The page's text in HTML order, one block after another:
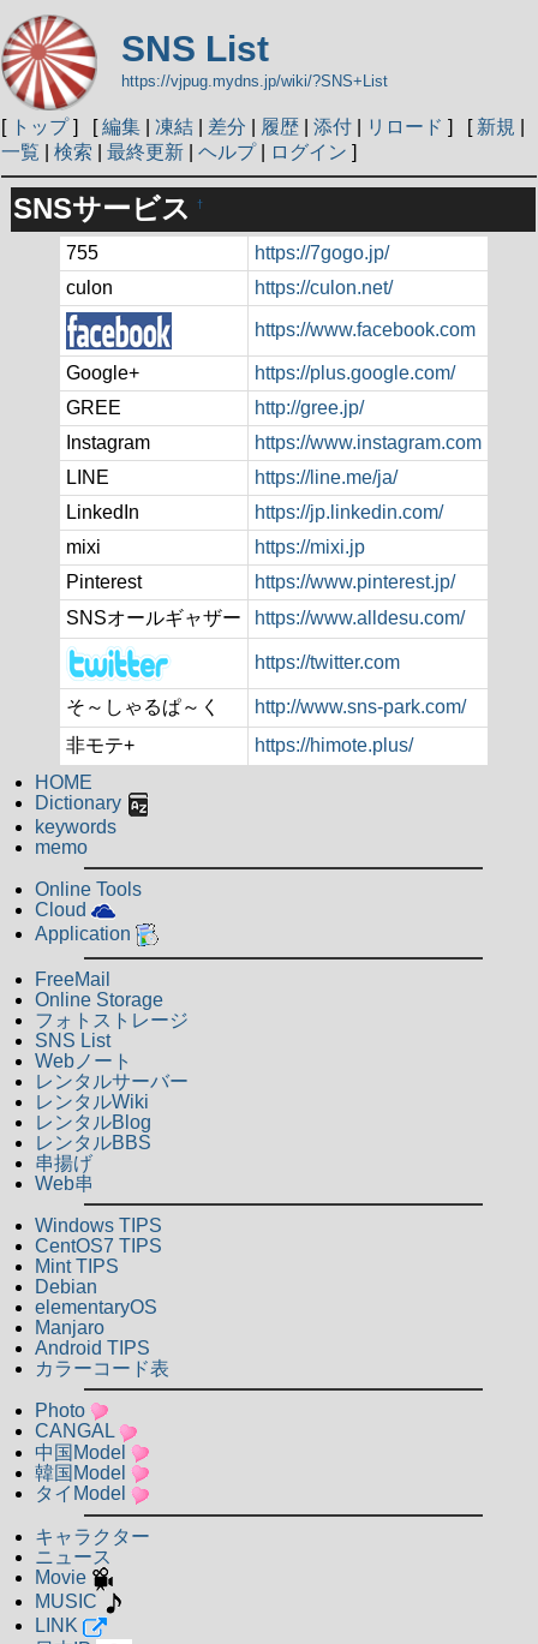
SNS List
https://vjpug.mydns.jp/wiki/?SNS+List
[ トップ] [編集 凍結 差分 履歴 添付 リロード ] [ 新規
一覧
検索 最終更新 ヘルプ| ログイン ]
SNSサービス †
755
https://7gogo.jp/
culon
https://culon.net/
https://www.facebook.com
Google+
https://plus.google.com/
GREE
http://gree.jp/
Instagram
https://www.instagram.com
LINE
https://line.me/ja/
LinkedIn
https://jp.linkedin.com/
mixi
https://mixi.jp
Pinterest
https://www.pinterest.jp/
SNSオールギャザー
https://www.alldesu.com/
https://twitter.com
そ～しゃるぱ～く
http://www.sns-park.com/
非モテ+
https://himote.plus/
HOME
Dictionary
keywords
memo
Online Tools
Cloud
Application
FreeMail
Online Storage
フォトストレージ
SNS List
Webノート
レンタルサーバー
レンタルWiki
レンタルBlog
レンタルBBS
串揚げ
Web串
Windows TIPS
CentOS7 TIPS
Mint TIPS
Debian
elementaryOS
Manjaro
Android TIPS
カラーコード表
Photo
CANGAL
中国Model
韓国Model
タイModel
キャラクター
ニュース
Movie
MUSIC
LINK